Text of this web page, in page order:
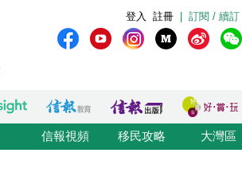
訂閱 / 續訂
註冊
登入
信報視頻 移民攻略 大灣區